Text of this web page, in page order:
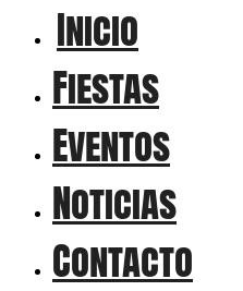
Inicio
Fiestas
Eventos
Noticias
Contacto